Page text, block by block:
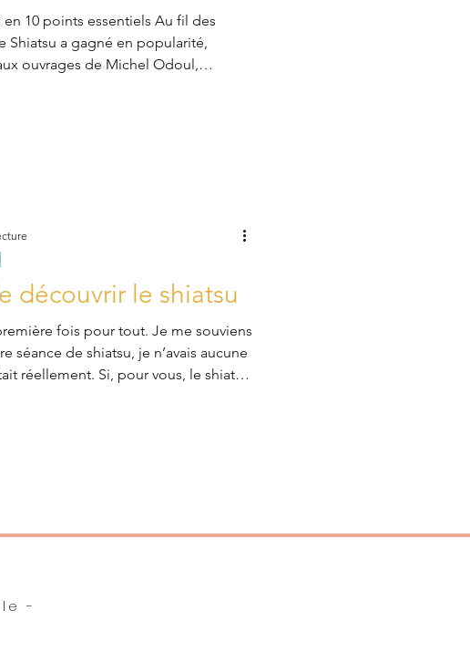
10 points essentiels Au fil des
Shiatsu a gagné en popularité,
ouvrages de Michel Odoul,
découvrir le shiatsu
fois pour tout. Je me souviens
séance de shiatsu, je n’avais aucune
réellement. Si, pour vous, le shiatsu
-